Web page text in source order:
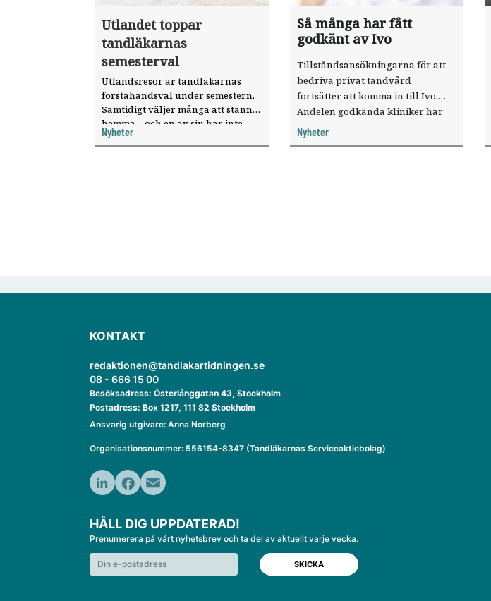
Utlandet toppar
tandläkarnas
semesterval
Utlandsresor är tandläkarnas
förstahandsval under semestern.
Samtidigt väljer många att stanna
hemma – och en av sju har inte
haft någon sommarledighet alls,
enligt "månadens fråga".
Nyheter
Så många har fått
godkänt av Ivo
Tillståndsansökningarna för att
bedriva privat tandvård
fortsätter att komma in till Ivo.
Andelen godkända kliniker har
ökat, visar nya siffror.
Nyheter
KONTAKT
redaktionen@tandlakartidningen.se
08 - 666 15 00
Besöksadress: Österlånggatan 43, Stockholm
Postadress: Box 1217, 111 82 Stockholm
Ansvarig utgivare: Anna Norberg
Organisationsnummer: 556154-8347 (Tandläkarnas Serviceaktiebolag)
HÅLL DIG UPPDATERAD!
Prenumerera på vårt nyhetsbrev och ta del av aktuellt varje vecka.